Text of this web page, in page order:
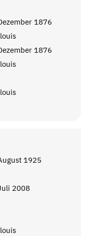
1876
1876
1925
2008